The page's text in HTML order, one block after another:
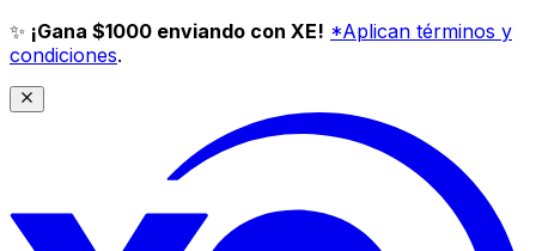
✨ ¡Gana $1000 enviando con XE! *Aplican términos y
condiciones.